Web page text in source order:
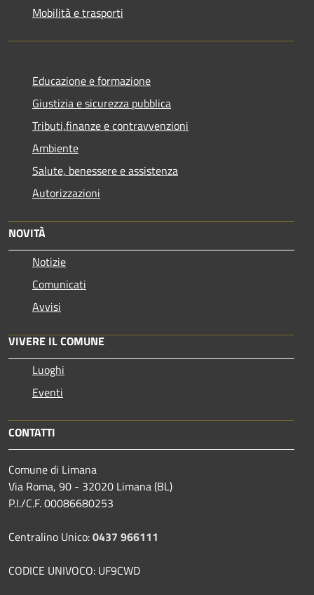
Mobilità e trasporti
Educazione e formazione
Giustizia e sicurezza pubblica
Tributi,finanze e contravvenzioni
Ambiente
Salute, benessere e assistenza
Autorizzazioni
NOVITÀ
Notizie
Comunicati
Avvisi
VIVERE IL COMUNE
Luoghi
Eventi
CONTATTI
Comune di Limana
Via Roma, 90 - 32020 Limana (BL)
P.I./C.F. 00086680253
Centralino Unico:0437 966111
CODICE UNIVOCO: UF9CWD